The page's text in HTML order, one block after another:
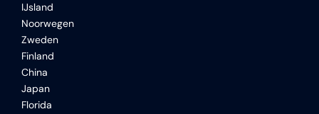
IJsland
Noorwegen
Zweden
Finland
China
Japan
Florida